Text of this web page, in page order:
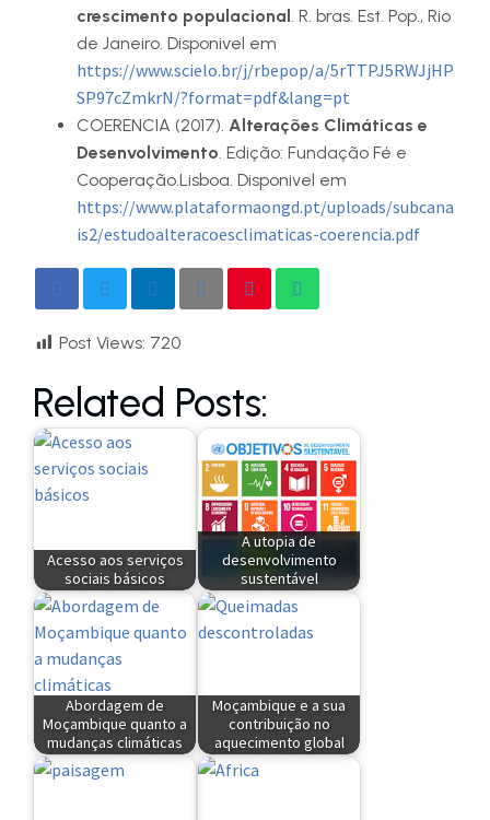
crescimento populacional. R. bras. Est. Pop., Rio
de Janeiro. Disponivel em
https://www.scielo.br/j/rbepop/a/5rTTPJ5RWJjHP
SP97cZmkrN/?format=pdf&lang=pt
COERENCIA (2017). Alterações Climáticas e
Desenvolvimento. Edição: Fundação Fé e
Cooperação.Lisboa. Disponivel em
https://www.plataformaongd.pt/uploads/subcana
is2/estudoalteracoesclimaticas-coerencia.pdf
Post Views: 720
Related Posts:
Acesso aos serviços
sociais básicos
A utopia de
desenvolvimento
sustentável
Abordagem de
Moçambique quanto a
mudanças climáticas
Moçambique e a sua
contribuição no
aquecimento global